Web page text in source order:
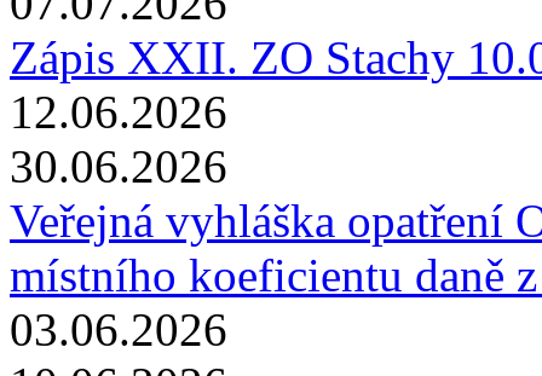
Zápis XXII. ZO Stachy
12.06.2026
30.06.2026
Veřejná vyhláška opatření
místního koeficientu daně
03.06.2026